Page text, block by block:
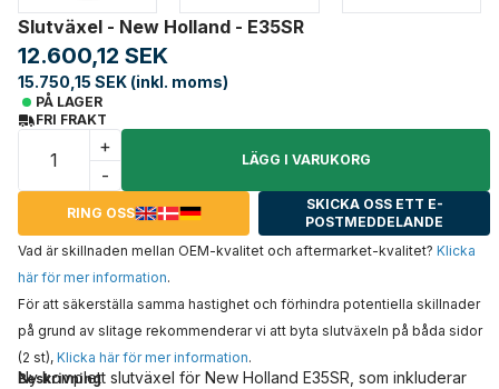
Slutväxel - New Holland - E35SR
12.600,12 SEK
15.750,15 SEK (inkl. moms)
PÅ LAGER
FRI FRAKT
+
-
LÄGG I VARUKORG
RING OSS
SKICKA OSS ETT E-
POSTMEDDELANDE
Vad är skillnaden mellan OEM-kvalitet och aftermarket-kvalitet? Klicka
här för mer information.
För att säkerställa samma hastighet och förhindra potentiella skillnader
på grund av slitage rekommenderar vi att byta slutväxeln på båda sidor
(2 st), Klicka här för mer information.
Beskrivning
Ny komplett slutväxel för New Holland E35SR, som inkluderar